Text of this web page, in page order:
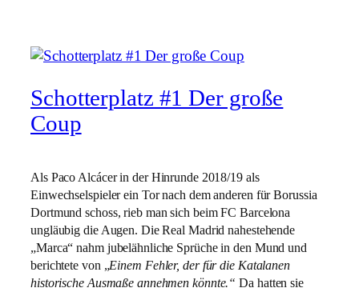
Schotterplatz #1 Der große
Coup
Als Paco Alcácer in der Hinrunde 2018/19 als
Einwechselspieler ein Tor nach dem anderen für Borussia
Dortmund schoss, rieb man sich beim FC Barcelona
ungläubig die Augen. Die Real Madrid nahestehende
„Marca“ nahm jubelähnliche Sprüche in den Mund und
berichtete von „Einem Fehler, der für die Katalanen
historische Ausmaße annehmen könnte.“ Da hatten sie